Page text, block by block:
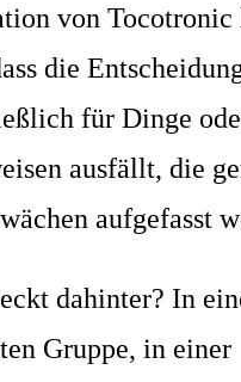
von
die
für Dinge
ausfällt, die
aufgefasst
dahinter? In
Gruppe, in einer